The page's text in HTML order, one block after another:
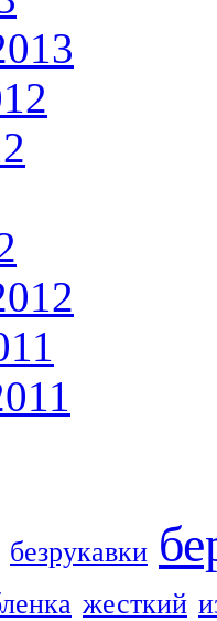
безрукавки
жесткий